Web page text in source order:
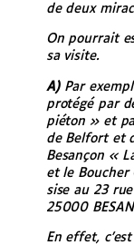
de deux
On pourrait
sa visite.
A)Par
protégé par
piéton » et
de Belfort et
Besançon «
et le Boucher
sise au 23
25000
En effet,